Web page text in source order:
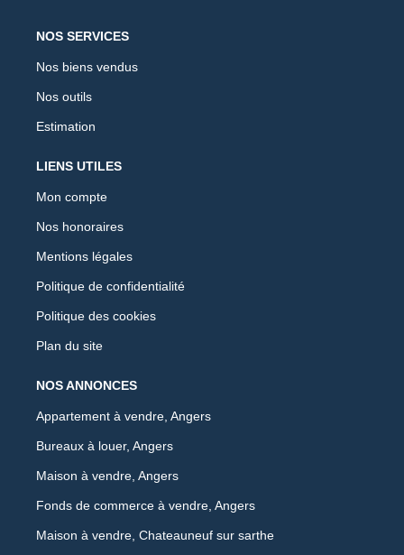
NOS SERVICES
Nos biens vendus
Nos outils
Estimation
LIENS UTILES
Mon compte
Nos honoraires
Mentions légales
Politique de confidentialité
Politique des cookies
Plan du site
NOS ANNONCES
Appartement à vendre, Angers
Bureaux à louer, Angers
Maison à vendre, Angers
Fonds de commerce à vendre, Angers
Maison à vendre, Chateauneuf sur sarthe